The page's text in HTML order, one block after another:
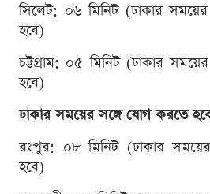
সিলেট: ০৬ মিনিট (ঢাকার
হবে)
চট্টগ্রাম: ০৫ মিনিট (ঢাকার
হবে)
ঢাকার সময়ের সঙ্গে যোগ করতে
রংপুর: ০৮ মিনিট (ঢাকার
হবে)